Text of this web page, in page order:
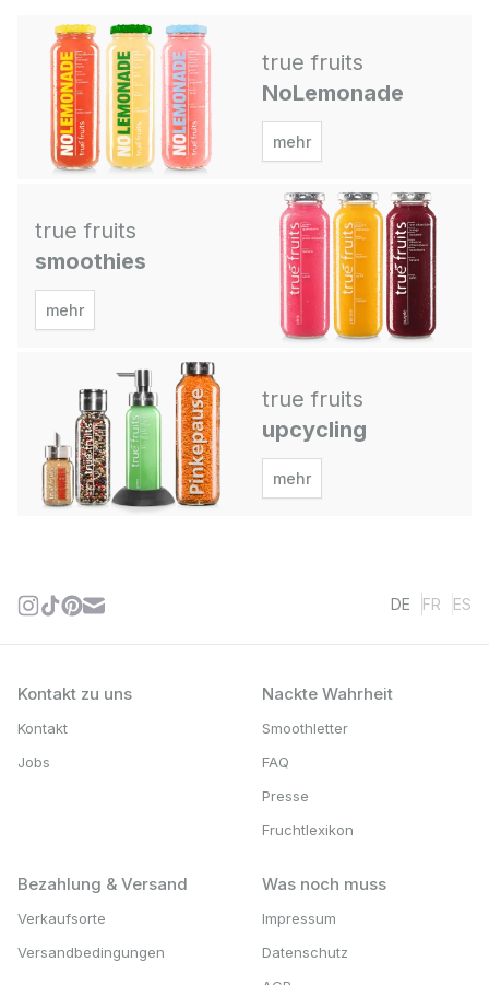
true fruits
NoLemonade
mehr
true fruits
smoothies
mehr
true fruits
upcycling
mehr
DE FR ES
Kontakt zu uns
Kontakt
Jobs
Nackte Wahrheit
Smoothletter
FAQ
Presse
Fruchtlexikon
Bezahlung & Versand
Verkaufsorte
Versandbedingungen
Was noch muss
Impressum
Datenschutz